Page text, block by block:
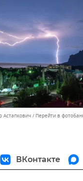
Перейти в
ВКонтакте